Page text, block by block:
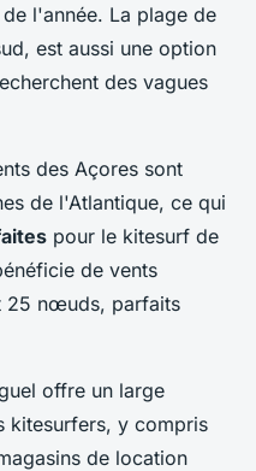
l'année. La plage de
est aussi une option
des vagues
des Açores sont
de l'Atlantique, ce qui
pour le kitesurf de
de vents
25 nœuds, parfaits
offre un large
kitesurfers, y compris
de location